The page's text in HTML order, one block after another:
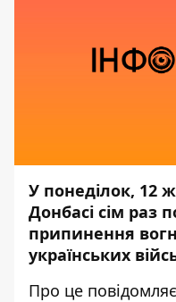
У понеділок, 12
Донбасі сім
припинення
українських
Про це